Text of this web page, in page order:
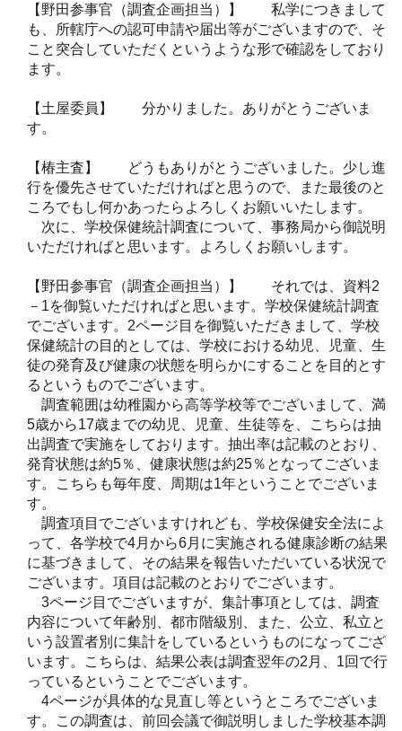
【野田参事官（調査企画担当）】 私学につきまして
も、所轄庁への認可申請や届出等がございますので、そ
こと突合していただくというような形で確認をしており
ます。
【土屋委員】 分かりました。ありがとうございま
す。
【椿主査】 どうもありがとうございました。少し進
行を優先させていただければと思うので、また最後のと
ころでもし何かあったらよろしくお願いいたします。
次に、学校保健統計調査について、事務局から御説明
いただければと思います。よろしくお願いします。
【野田参事官（調査企画担当）】 それでは、資料2
－1を御覧いただければと思います。学校保健統計調査
でございます。2ページ目を御覧いただきまして、学校
保健統計の目的としては、学校における幼児、児童、生
徒の発育及び健康の状態を明らかにすることを目的とす
るというものでございます。
調査範囲は幼稚園から高等学校等でございまして、満
5歳から17歳までの幼児、児童、生徒等を、こちらは抽
出調査で実施をしております。抽出率は記載のとおり、
発育状態は約5％、健康状態は約25％となってございま
す。こちらも毎年度、周期は1年ということでございま
す。
調査項目でございますけれども、学校保健安全法によ
って、各学校で4月から6月に実施される健康診断の結果
に基づきまして、その結果を報告いただいている状況で
ございます。項目は記載のとおりでございます。
3ページ目でございますが、集計事項としては、調査
内容について年齢別、都市階級別、また、公立、私立と
いう設置者別に集計をしているというものになってござ
います。こちらは、結果公表は調査翌年の2月、1回で行
っているということでございます。
4ページが具体的な見直し等というところでございま
す。この調査は、前回会議で御説明しました学校基本調